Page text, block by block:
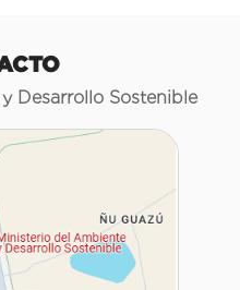
Desarrollo Sostenible